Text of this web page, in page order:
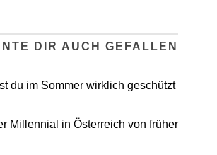
DIR AUCH GEFALLEN
du im Sommer wirklich geschützt
Millennial in Österreich von früher